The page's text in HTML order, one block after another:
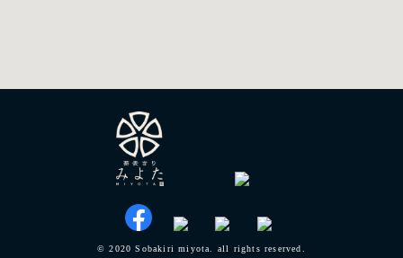
© 2020 Sobakiri miyota. all rights reserved.